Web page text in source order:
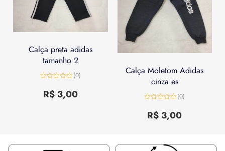
Calça preta adidas
tamanho 2
de
(0)
R$3,00
Calça Moletom Adidas
cinza es
de
(0)
R$ 3,00